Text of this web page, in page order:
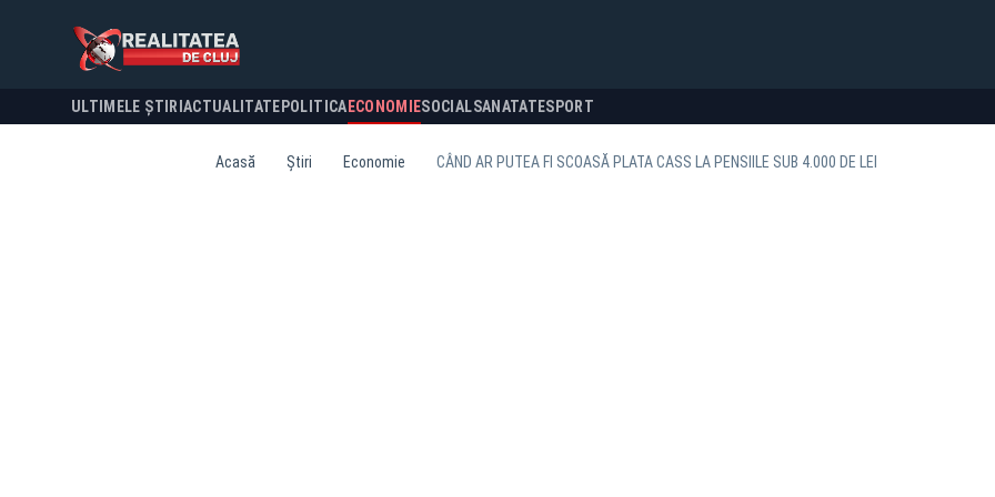
ULTIMELE ȘTIRI ACTUALITATE POLITICA ECONOMIESOCIALSANATATESPORT
Acasă Știri Economie CÂND AR PUTEA FI SCOASĂ PLATA CASS LA PENSIILE SUB 4.000 DE LEI